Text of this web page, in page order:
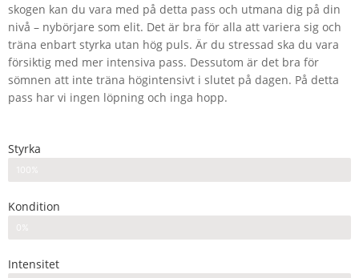
skogen kan du vara med på detta pass och utmana dig på din
nivå – nybörjare som elit. Det är bra för alla att variera sig och
träna enbart styrka utan hög puls. Är du stressad ska du vara
försiktig med mer intensiva pass. Dessutom är det bra för
sömnen att inte träna högintensivt i slutet på dagen. På detta
pass har vi ingen löpning och inga hopp.
Styrka
Kondition
Intensitet